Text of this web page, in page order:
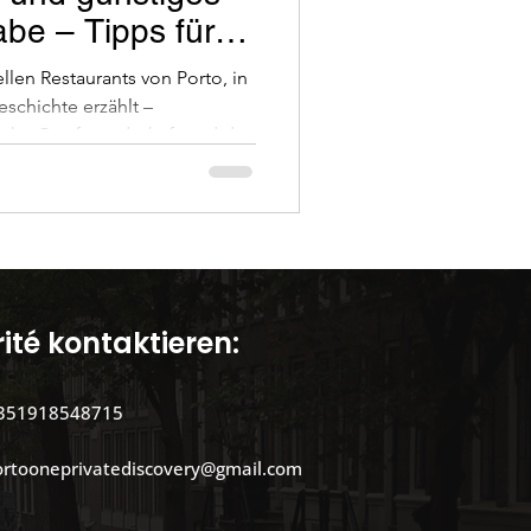
Ausflügen
von Porto Entdec
– Tipps für
Restaurants von Porto, in
erzählt –
Gastfreundschaft und die
kontaktieren: